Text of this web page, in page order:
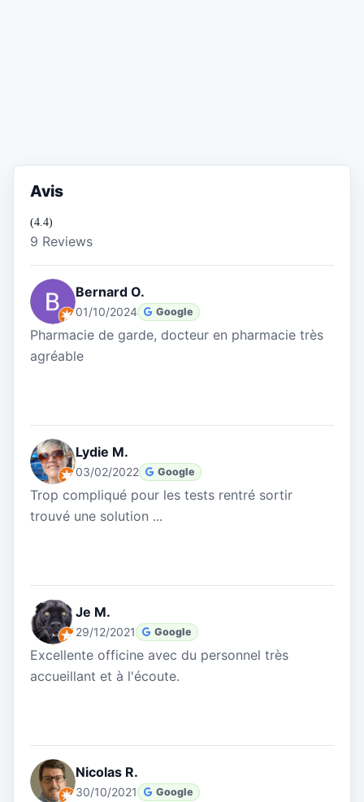
Avis
(4.4)
9 Reviews
Bernard O.
01/10/2024 Google
Pharmacie de garde, docteur en pharmacie très
agréable
Lydie M.
03/02/2022 Google
Trop compliqué pour les tests rentré sortir
trouvé une solution ...
Je M.
29/12/2021 Google
Excellente officine avec du personnel très
accueillant et à l'écoute.
Nicolas R.
30/10/2021 Google